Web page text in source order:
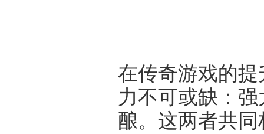
在传奇游戏的
力不可或缺：
酿。这两者共